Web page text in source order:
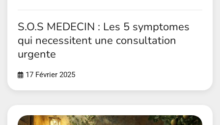
S.O.S MEDECIN : Les 5 symptomes
qui necessitent une consultation
urgente
17 Février 2025